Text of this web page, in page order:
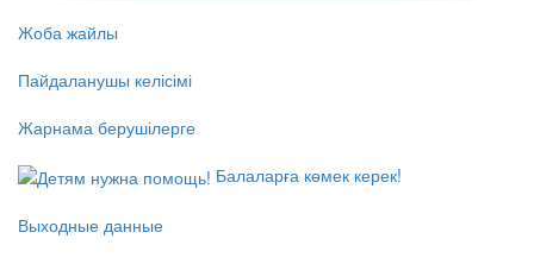
Жоба жайлы
Пайдаланушы келісімі
Жарнама берушілерге
Балаларға көмек керек!
Выходные данные